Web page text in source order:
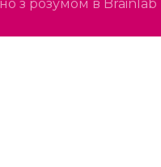
з розумом в Brainlab